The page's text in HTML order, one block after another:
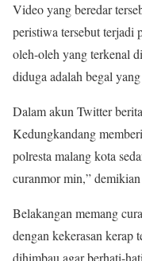
Video yang beredar
peristiwa tersebut terjadi
oleh-oleh yang terkenal
diduga adalah begal
Dalam akun Twitter
Kedungkandang
polresta malang kota
curanmor min,”
Belakangan memang
dengan kekerasan
dihimbau agar berhati-